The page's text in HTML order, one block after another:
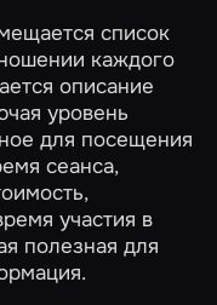
список
каждого
описание
уровень
для посещения
сеанса,
участия в
полезная для